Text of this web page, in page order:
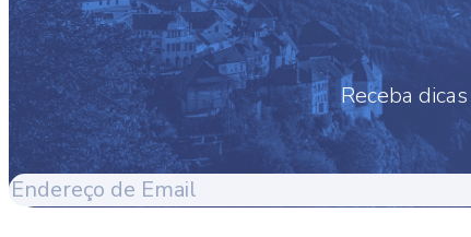
Receba
Endereço